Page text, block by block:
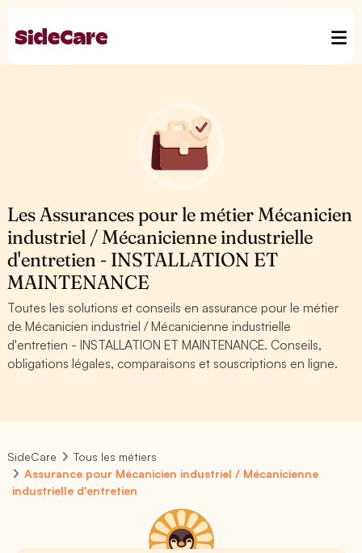
Les Assurances pour le métier Mécanicien
industriel / Mécanicienne industrielle
d'entretien - INSTALLATION ET
MAINTENANCE
Toutes les solutions et conseils en assurance pour le métier
de Mécanicien industriel / Mécanicienne industrielle
d'entretien - INSTALLATION ET MAINTENANCE. Conseils,
obligations légales, comparaisons et souscriptions en ligne.
SideCare
Tous les métiers
Assurance pour Mécanicien industriel / Mécanicienne
industrielle d'entretien